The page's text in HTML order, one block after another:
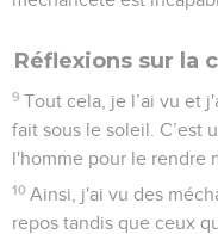
Réflexions sur la
9 Tout cela, je l’ai vu et
fait sous le soleil. C’est
l'homme pour le rendre
10 Ainsi, j'ai vu des
repos tandis que ceux